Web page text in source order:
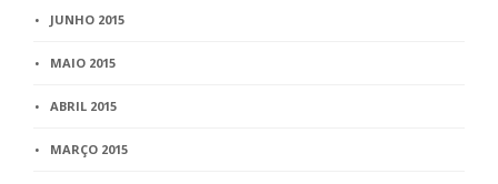
JUNHO 2015
MAIO 2015
ABRIL 2015
MARÇO 2015